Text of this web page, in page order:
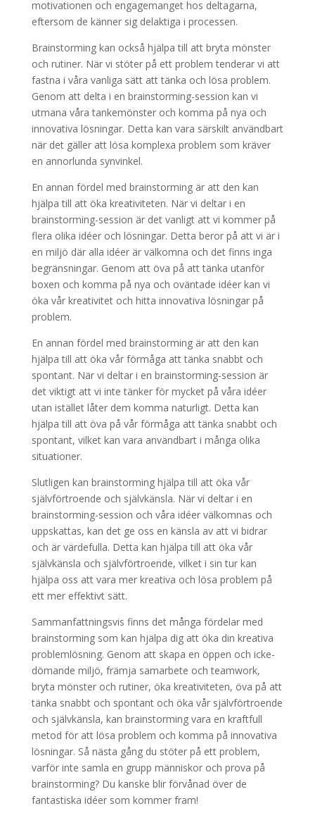
motivationen och engagemanget hos deltagarna,
eftersom de känner sig delaktiga i processen.
Brainstorming kan också hjälpa till att bryta mönster
och rutiner. När vi stöter på ett problem tenderar vi att
fastna i våra vanliga sätt att tänka och lösa problem.
Genom att delta i en brainstorming-session kan vi
utmana våra tankemönster och komma på nya och
innovativa lösningar. Detta kan vara särskilt användbart
när det gäller att lösa komplexa problem som kräver
en annorlunda synvinkel.
En annan fördel med brainstorming är att den kan
hjälpa till att öka kreativiteten. När vi deltar i en
brainstorming-session är det vanligt att vi kommer på
flera olika idéer och lösningar. Detta beror på att vi är i
en miljö där alla idéer är välkomna och det finns inga
begränsningar. Genom att öva på att tänka utanför
boxen och komma på nya och oväntade idéer kan vi
öka vår kreativitet och hitta innovativa lösningar på
problem.
En annan fördel med brainstorming är att den kan
hjälpa till att öka vår förmåga att tänka snabbt och
spontant. När vi deltar i en brainstorming-session är
det viktigt att vi inte tänker för mycket på våra idéer
utan istället låter dem komma naturligt. Detta kan
hjälpa till att öva på vår förmåga att tänka snabbt och
spontant, vilket kan vara användbart i många olika
situationer.
Slutligen kan brainstorming hjälpa till att öka vår
självförtroende och självkänsla. När vi deltar i en
brainstorming-session och våra idéer välkomnas och
uppskattas, kan det ge oss en känsla av att vi bidrar
och är värdefulla. Detta kan hjälpa till att öka vår
självkänsla och självförtroende, vilket i sin tur kan
hjälpa oss att vara mer kreativa och lösa problem på
ett mer effektivt sätt.
Sammanfattningsvis finns det många fördelar med
brainstorming som kan hjälpa dig att öka din kreativa
problemlösning. Genom att skapa en öppen och icke-
dömande miljö, främja samarbete och teamwork,
bryta mönster och rutiner, öka kreativiteten, öva på att
tänka snabbt och spontant och öka vår självförtroende
och självkänsla, kan brainstorming vara en kraftfull
metod för att lösa problem och komma på innovativa
lösningar. Så nästa gång du stöter på ett problem,
varför inte samla en grupp människor och prova på
brainstorming? Du kanske blir förvånad över de
fantastiska idéer som kommer fram!